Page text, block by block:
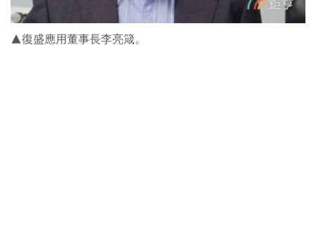
▲復盛應用董事長李亮箴。